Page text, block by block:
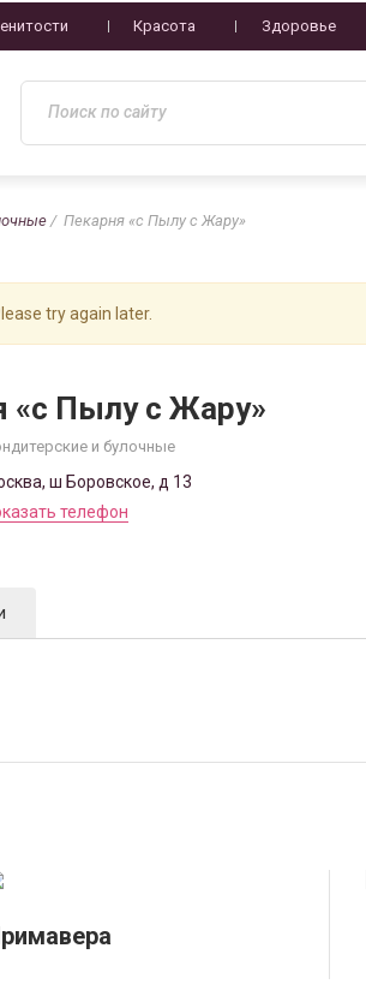
Красота Здоровье
Пекарня «с Пылу с Жару»
try again later.
«с Пылу с Жару»
и булочные
ш Боровское, д 13
телефон